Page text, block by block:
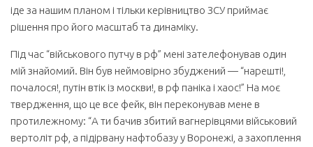
іде за нашим планом і тільки керівництво ЗСУ приймає
рішення про його масштаб та динаміку.
Під час “військового путчу в рф” мені зателефонував один
мій знайомий. Він був неймовірно збуджений — “нарешті!,
почалося!, путін втік із москви!, в рф паніка і хаос!” На моє
твердження, що це все фейк, він переконував мене в
протилежному: “А ти бачив збитий вагнерівцями військовий
вертоліт рф, а підірвану нафтобазу у Воронежі, а захоплення